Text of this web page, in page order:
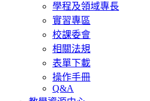
學程及領域專長
實習專區
校課委會
相關法規
表單下載
操作手冊
Q&A